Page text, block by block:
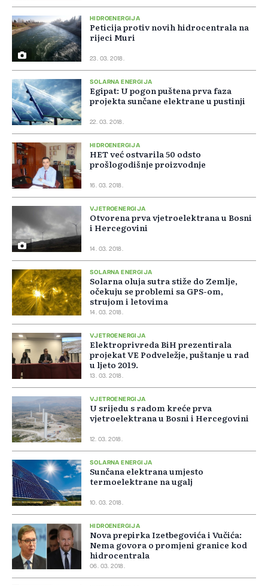
HIDROENERGIJA
Peticija protiv novih hidrocentrala na
rijeci Muri
23. 03. 2018.
SOLARNA ENERGIJA
Egipat: U pogon puštena prva faza
projekta sunčane elektrane u pustinji
22. 03. 2018.
HIDROENERGIJA
HET već ostvarila 50 odsto
prošlogodišnje proizvodnje
16. 03. 2018.
VJETROENERGIJA
Otvorena prva vjetroelektrana u Bosni
i Hercegovini
14. 03. 2018.
SOLARNA ENERGIJA
Solarna oluja sutra stiže do Zemlje,
očekuju se problemi sa GPS-om,
strujom i letovima
14. 03. 2018.
VJETROENERGIJA
Elektroprivreda BiH prezentirala
projekat VE Podveležje, puštanje u rad
u ljeto 2019.
13. 03. 2018.
VJETROENERGIJA
U srijedu s radom kreće prva
vjetroelektrana u Bosni i Hercegovini
12. 03. 2018.
SOLARNA ENERGIJA
Sunčana elektrana umjesto
termoelektrane na ugalj
10. 03. 2018.
HIDROENERGIJA
Nova prepirka Izetbegovića i Vučića:
Nema govora o promjeni granice kod
hidrocentrala
06. 03. 2018.